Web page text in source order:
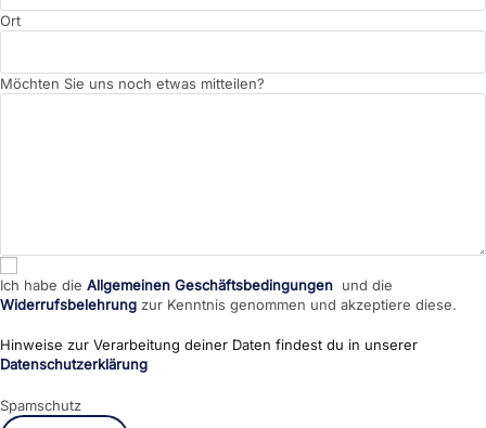
Ort
Möchten Sie uns noch etwas mitteilen?
Ich habe die Allgemeinen Geschäftsbedingungen und die
Widerrufsbelehrung zur Kenntnis genommen und akzeptiere diese.
Hinweise zur Verarbeitung deiner Daten findest du in unserer
Datenschutzerklärung
Spamschutz